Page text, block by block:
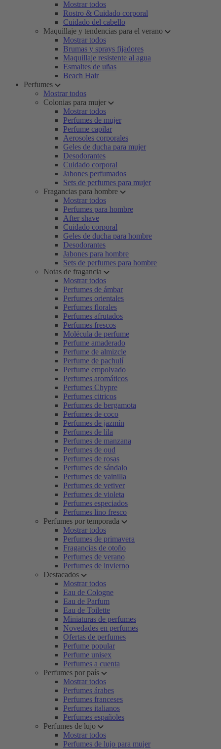
Mostrar todos
Rostro & Cuidado corporal
Cuidado del cabello
Maquillaje y tendencias para el verano
Mostrar todos
Brumas y sprays fijadores
Maquillaje resistente al agua
Esmaltes de uñas
Beach Hair
Perfumes
Mostrar todos
Colonias para mujer
Mostrar todos
Perfumes de mujer
Perfume capilar
Aerosoles corporales
Geles de ducha para mujer
Desodorantes
Cuidado corporal
Jabones perfumados
Sets de perfumes para mujer
Fragancias para hombre
Mostrar todos
Perfumes para hombre
After shave
Cuidado corporal
Geles de ducha para hombre
Desodorantes
Jabones para hombre
Sets de perfumes para hombre
Notas de fragancia
Mostrar todos
Perfumes de ámbar
Perfumes orientales
Perfumes florales
Perfumes afrutados
Perfumes frescos
Molécula de perfume
Perfume amaderado
Perfume de almizcle
Perfume de pachulí
Perfume empolvado
Perfumes aromáticos
Perfumes Chypre
Perfumes citricos
Perfumes de bergamota
Perfumes de coco
Perfumes de jazmín
Perfumes de lila
Perfumes de manzana
Perfumes de oud
Perfumes de rosas
Perfumes de sándalo
Perfumes de vainilla
Perfumes de vetiver
Perfumes de violeta
Perfumes especiados
Perfumes lino fresco
Perfumes por temporada
Mostrar todos
Perfumes de primavera
Fragancias de otoño
Perfumes de verano
Perfumes de invierno
Destacados
Mostrar todos
Eau de Cologne
Eau de Parfum
Eau de Toilette
Miniaturas de perfumes
Novedades en perfumes
Ofertas de perfumes
Perfume popular
Perfume unisex
Perfumes a cuenta
Perfumes por país
Mostrar todos
Perfumes árabes
Perfumes franceses
Perfumes italianos
Perfumes españoles
Perfumes de lujo
Mostrar todos
Perfumes de lujo para mujer